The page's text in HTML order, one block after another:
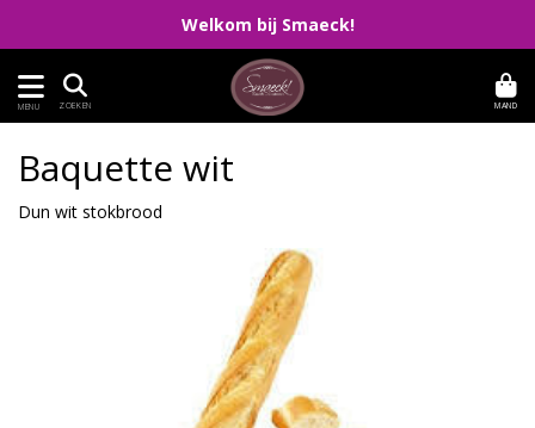
Welkom bij Smaeck!
MENU ZOEKEN MAND
Baquette wit
Dun wit stokbrood